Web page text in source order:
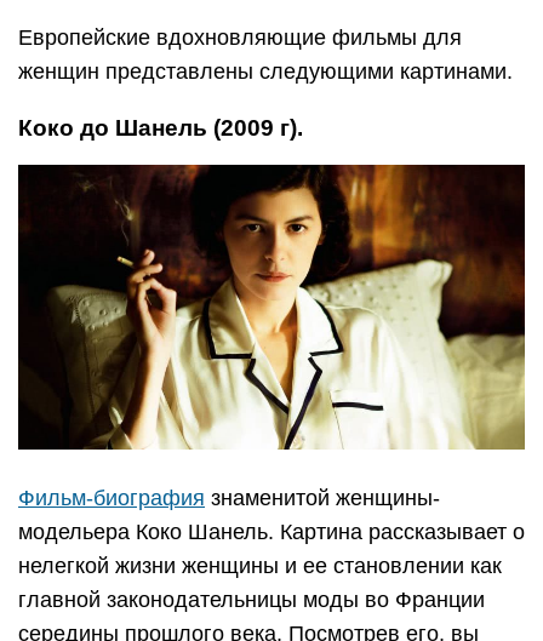
Европейские вдохновляющие фильмы для
женщин представлены следующими картинами.
Коко до Шанель (2009 г).
Фильм-биография знаменитой женщины-
модельера Коко Шанель. Картина рассказывает о
нелегкой жизни женщины и ее становлении как
главной законодательницы моды во Франции
середины прошлого века. Посмотрев его, вы